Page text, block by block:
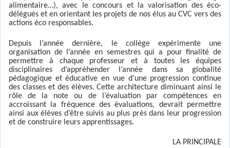
alimentaire…), avec le concours et la valorisation des éco-
délégués et en orientant les projets de nos élus au CVC vers des
actions éco responsables.
Depuis l’année dernière, le collège expérimente une
organisation de l’année en semestres qui a pour finalité de
permettre à chaque professeur et à toutes les équipes
disciplinaires d’appréhender l’année dans sa globalité
pédagogique et éducative en vue d’une progression continue
des classes et des élèves. Cette architecture diminuant ainsi le
rôle de la note ou de l’évaluation par compétences en
accroissant la fréquence des évaluations, devrait permettre
ainsi aux élèves d’être suivis au plus près dans leur progression
et de construire leurs apprentissages.
LA PRINCIPALE